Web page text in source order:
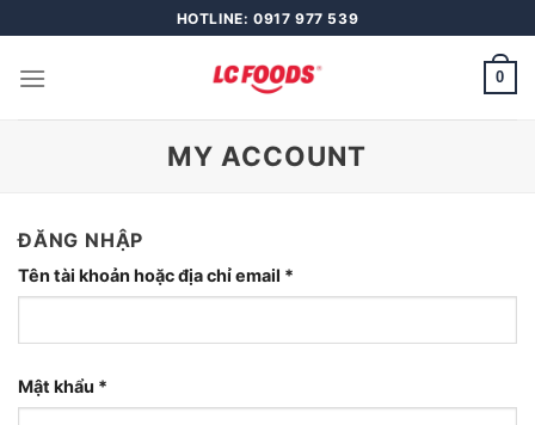
to
content
HOTLINE: 0917 977 539
0
MY ACCOUNT
ĐĂNG NHẬP
Tên tài khoản hoặc địa chỉ email *
Mật khẩu *